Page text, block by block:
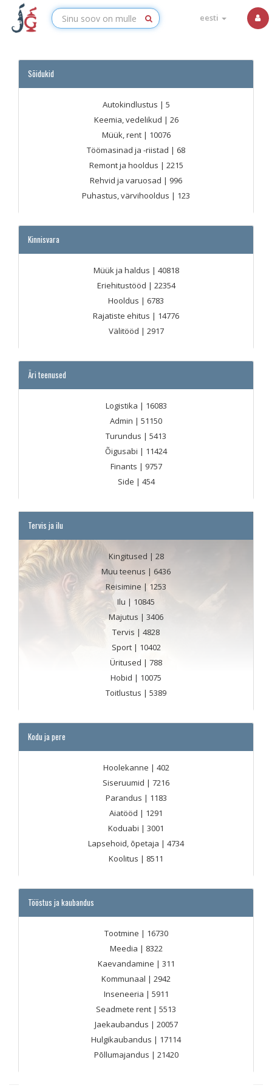
eesti
Sõidukid
Autokindlustus | 5
Keemia, vedelikud | 26
Müük, rent | 10076
Töömasinad ja -riistad | 68
Remont ja hooldus | 2215
Rehvid ja varuosad | 996
Puhastus, värvihooldus | 123
Kinnisvara
Müük ja haldus | 40818
Eriehitustööd | 22354
Hooldus | 6783
Rajatiste ehitus | 14776
Välitööd | 2917
Äri teenused
Logistika | 16083
Admin | 51150
Turundus | 5413
Õigusabi | 11424
Finants | 9757
Side | 454
Tervis ja ilu
Kingitused | 28
Muu teenus | 6436
Reisimine | 1253
Ilu | 10845
Majutus | 3406
Tervis | 4828
Sport | 10402
Üritused | 788
Hobid | 10075
Toitlustus | 5389
Kodu ja pere
Hoolekanne | 402
Siseruumid | 7216
Parandus | 1183
Aiatööd | 1291
Koduabi | 3001
Lapsehoid, õpetaja | 4734
Koolitus | 8511
Tööstus ja kaubandus
Tootmine | 16730
Meedia | 8322
Kaevandamine | 311
Kommunaal | 2942
Inseneeria | 5911
Seadmete rent | 5513
Jaekaubandus | 20057
Hulgikaubandus | 17114
Põllumajandus | 21420